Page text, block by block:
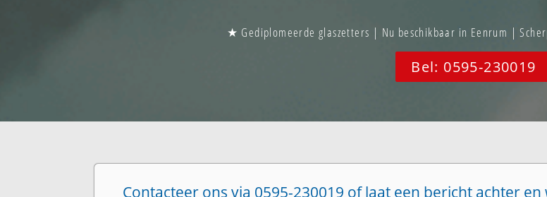
★ Gediplomeerde glaszetters | Nu beschikbaar in Eenrum |
Bel: 0595-230019
Contacteer ons via 0595-230019 of laat een bericht achter